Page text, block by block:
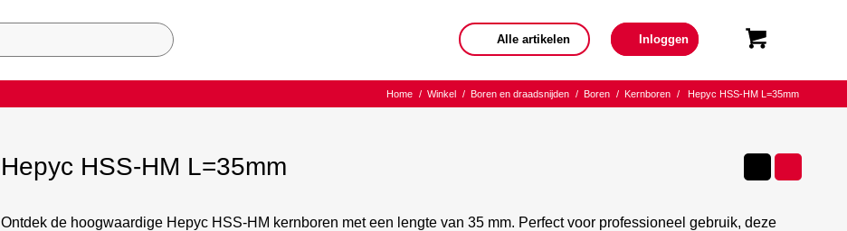
Alle artikelen Inloggen
Home / Winkel / Boren en draadsnijden / Boren / Kernboren / Hepyc HSS-HM L=35mm
Hepyc HSS-HM L=35mm
Ontdek de hoogwaardige Hepyc HSS-HM kernboren met een lengte van 35 mm. Perfect voor professioneel gebruik, deze